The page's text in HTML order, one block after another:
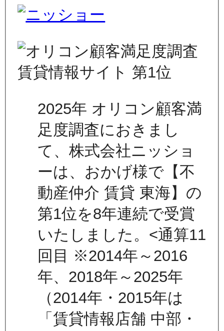
2025年 オリコン顧客満
足度調査におきまし
て、株式会社ニッショ
ーは、おかげ様で【不
動産仲介 賃貸 東海】の
第1位を8年連続で受賞
いたしました。<通算11
回目 ※2014年～2016
年、2018年～2025年
（2014年・2015年は
「賃貸情報店舗 中部・